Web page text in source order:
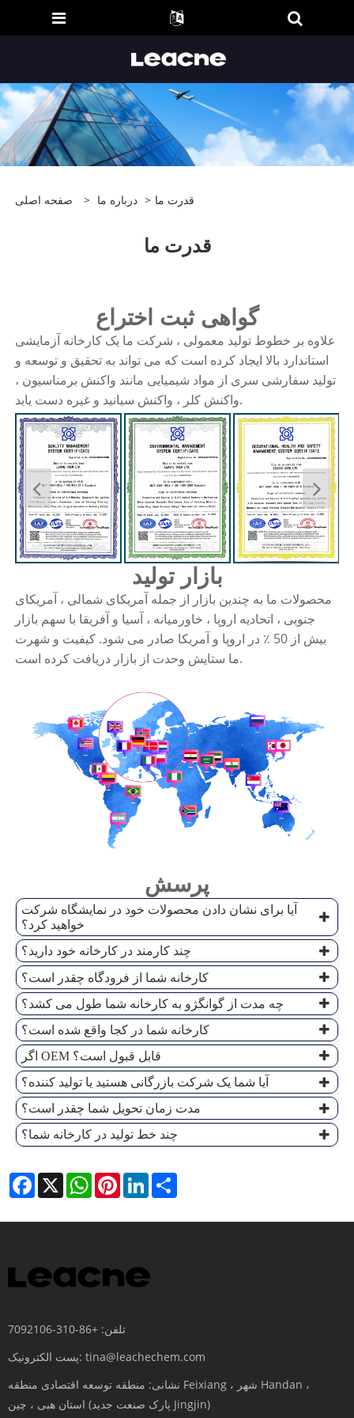
صفحه اصلی > درباره ما > قدرت ما
قدرت ما
گواهی ثبت اختراع
علاوه بر خطوط تولید معمولی ، شرکت ما یک کارخانه آزمایشی
استاندارد بالا ایجاد کرده است که می تواند به تحقیق و توسعه و
تولید سفارشی سری از مواد شیمیایی مانند واکنش برمناسیون ،
واکنش کلر ، واکنش سیانید و غیره دست یابد.
بازار تولید
محصولات ما به چندین بازار از جمله آمریکای شمالی ، آمریکای
جنوبی ، اتحادیه اروپا ، خاورمیانه ، آسیا و آفریقا با سهم بازار
بیش از 50 ٪ در اروپا و آمریکا صادر می شود. کیفیت و شهرت
ما ستایش وحدت از بازار دریافت کرده است.
پرسش
آیا برای نشان دادن محصولات خود در نمایشگاه شرکت
خواهید کرد؟
چند کارمند در کارخانه خود دارید؟
کارخانه شما از فرودگاه چقدر است؟
چه مدت از گوانگژو به کارخانه شما طول می کشد؟
کارخانه شما در کجا واقع شده است؟
اگر OEM قابل قبول است؟
آیا شما یک شرکت بازرگانی هستید یا تولید کننده؟
مدت زمان تحویل شما چقدر است؟
چند خط تولید در کارخانه شما؟
Facebook
X WhatsAppPinterestLinkedIn
تلفن: +86-310-7092106
پست الکترونیک: tina@leachechem.com
نشانی: منطقه توسعه اقتصادی منطقه Feixiang ، شهر Handan ،
استان هبی ، چین (پارک صنعت جدید Jingjin)